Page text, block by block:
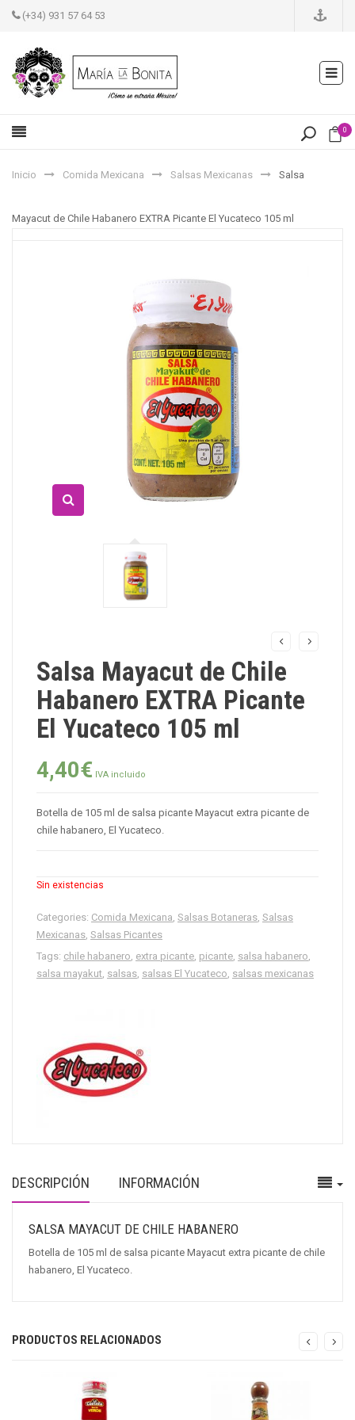
(+34) 931 57 64 53
0
Inicio Comida Mexicana Salsas Mexicanas Salsa
Mayacut de Chile Habanero EXTRA Picante El Yucateco 105 ml
Salsa Mayacut de Chile
Habanero EXTRA Picante
El Yucateco 105 ml
4,40€ IVA incluido
Botella de 105 ml de salsa picante Mayacut extra picante de
chile habanero, El Yucateco.
Sin existencias
Categories: Comida Mexicana, Salsas Botaneras, Salsas
Mexicanas, Salsas Picantes
Tags: chile habanero, extra picante, picante, salsa habanero,
salsa mayakut, salsas, salsas El Yucateco, salsas mexicanas
DESCRIPCIÓN INFORMACIÓN
SALSA MAYACUT DE CHILE HABANERO
Botella de 105 ml de salsa picante Mayacut extra picante de chile
habanero, El Yucateco.
PRODUCTOS RELACIONADOS